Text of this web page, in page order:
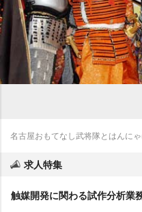
名古屋おもてなし武将隊とはんに
求人特集
触媒開発に関わる試作分析業